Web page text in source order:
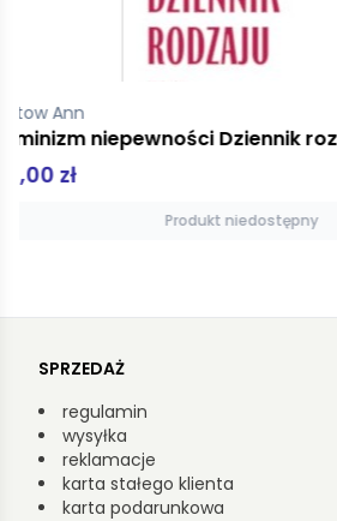
Pinkola Estes Clarissa
Biegnąca z wilkami
49,00 zł
Produkt niedostępny
SPRZEDAŻ
regulamin
wysyłka
reklamacje
karta stałego klienta
karta podarunkowa